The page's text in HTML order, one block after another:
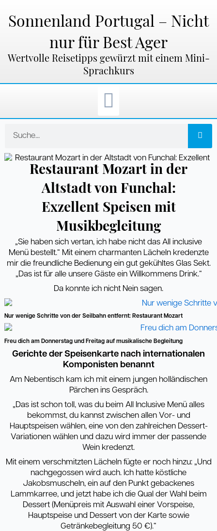
Inhalt
springen
Sonnenland Portugal – Nicht
nur für Best Ager
Wertvolle Reisetipps gewürzt mit einem Mini-
Sprachkurs
Restaurant Mozart in der
Altstadt von Funchal:
Exzellent Speisen mit
Musikbegleitung
„Sie haben sich vertan, ich habe nicht das All inclusive
Menü bestellt.“ Mit einem charmanten Lächeln kredenzte
mir die freundliche Bedienung ein gut gekühltes Glas Sekt.
„Das ist für alle unsere Gäste ein Willkommens Drink.“
Da konnte ich nicht Nein sagen.
Nur wenige Schritte von der Seilbahn entfernt: Restaurant Mozart
Freu dich am Donnerstag und Freitag auf musikalische Begleitung
Gerichte der Speisenkarte nach internationalen
Komponisten benannt
Am Nebentisch kam ich mit einem jungen holländischen
Pärchen ins Gespräch.
„Das ist schon toll, was du beim All Inclusive Menü alles
bekommst, du kannst zwischen allen Vor- und
Hauptspeisen wählen, eine von den zahlreichen Dessert-
Variationen wählen und dazu wird immer der passende
Wein kredenzt.
Mit einem verschmitzten Lächeln fügte er noch hinzu: „Und
nachgegossen wird auch. Ich hatte köstliche
Jakobsmuscheln, ein auf den Punkt gebackenes
Lammkarree, und jetzt habe ich die Qual der Wahl beim
Dessert (Menüpreis mit Auswahl einer Vorspeise,
Hauptspeise und Dessert von der Karte sowie
Getränkebegleitung 50 €).“